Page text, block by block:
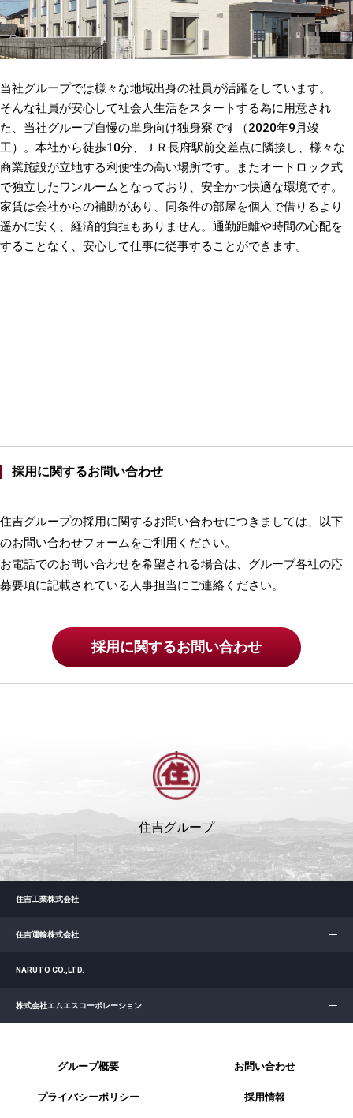
当社グループでは様々な地域出身の社員が活躍をしています。
そんな社員が安心して社会人生活をスタートする為に用意され
た、当社グループ自慢の単身向け独身寮です（2020年9月竣
工）。本社から徒歩10分、ＪＲ長府駅前交差点に隣接し、様々な
商業施設が立地する利便性の高い場所です。またオートロック式
で独立したワンルームとなっており、安全かつ快適な環境です。
家賃は会社からの補助があり、同条件の部屋を個人で借りるより
遥かに安く、経済的負担もありません。通勤距離や時間の心配を
することなく、安心して仕事に従事することができます。
採用に関するお問い合わせ
住吉グループの採用に関するお問い合わせにつきましては、以下
のお問い合わせフォームをご利用ください。
お電話でのお問い合わせを希望される場合は、グループ各社の応
募要項に記載されている人事担当にご連絡ください。
採用に関するお問い合わせ
住吉グループ
住吉工業株式会社
住吉運輸株式会社
NARUTO CO.,LTD.
株式会社エムエスコーポレーション
お問い合わせ
グループ概要
採用情報
プライバシーポリシー